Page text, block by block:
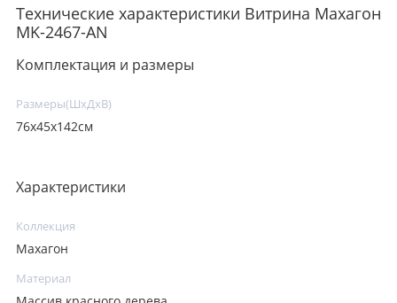
Технические характеристики Витрина Махагон
MK-2467-AN
Комплектация и размеры
Размеры(ШхДхВ)
76х45х142см
Характеристики
Коллекция
Махагон
Материал